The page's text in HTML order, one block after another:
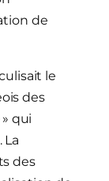
de
le
des
qui
La
des